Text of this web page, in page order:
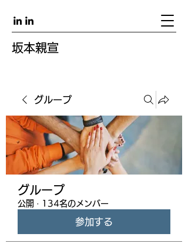
坂本親宣
グループ
グループ
公開 · 134名のメンバー
参加する